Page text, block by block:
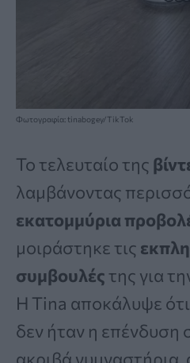
Φωτογραφία: tinabogey/TikTok
Το τελευταίο της
λαμβάνοντας
εκατομμύρια
μοιράστηκε τις
συμβουλές της για
Η Tina αποκάλυψε
δεν ήταν η επένδυση
ακριβά γυμναστήρια,